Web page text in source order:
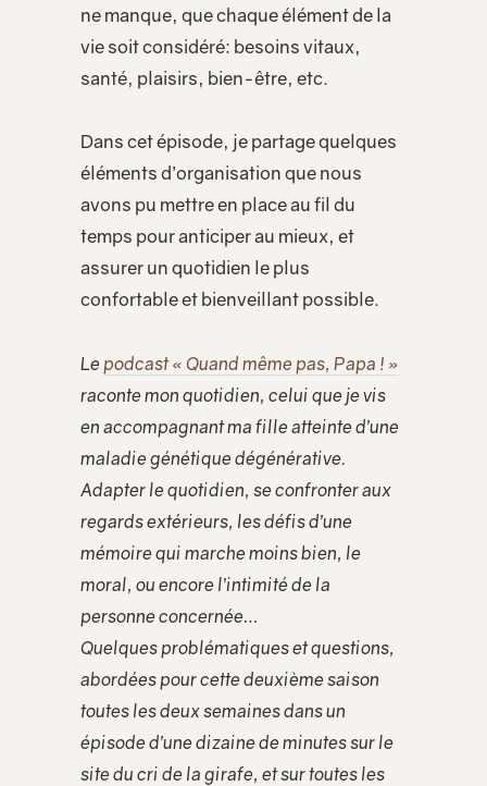
ne manque, que chaque élément de la
vie soit considéré: besoins vitaux,
santé, plaisirs, bien-être, etc.
Dans cet épisode, je partage quelques
éléments d’organisation que nous
avons pu mettre en place au fil du
temps pour anticiper au mieux, et
assurer un quotidien le plus
confortable et bienveillant possible.
Le podcast « Quand même pas, Papa ! »
raconte mon quotidien, celui que je vis
en accompagnant ma fille atteinte d’une
maladie génétique dégénérative.
Adapter le quotidien, se confronter aux
regards extérieurs, les défis d’une
mémoire qui marche moins bien, le
moral, ou encore l’intimité de la
personne concernée…
Quelques problématiques et questions,
abordées pour cette deuxième saison
toutes les deux semaines dans un
épisode d’une dizaine de minutes sur le
site du cri de la girafe, et sur toutes les